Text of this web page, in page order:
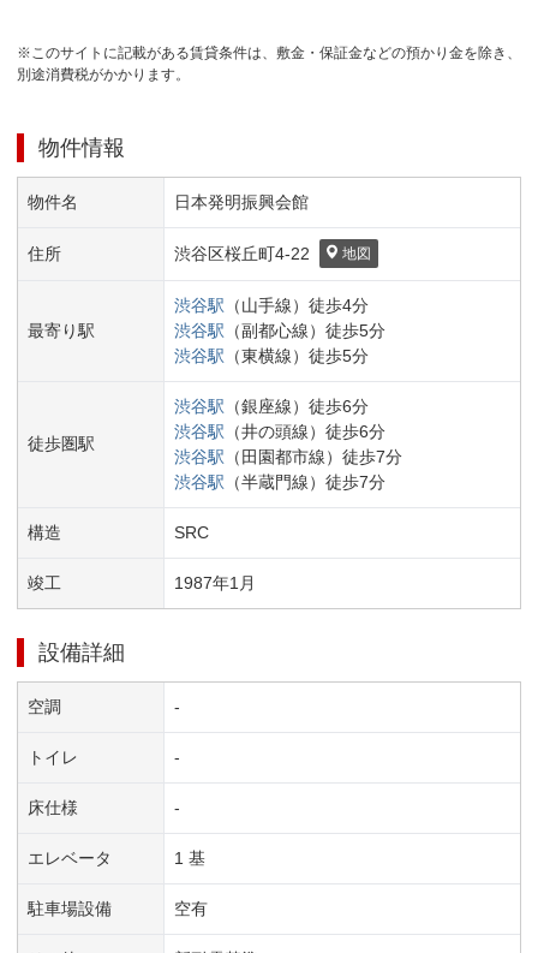
※このサイトに記載がある賃貸条件は、敷金・保証金などの預かり金を除き、
別途消費税がかかります。
物件情報
物件名 日本発明振興会館
住所 渋谷区桜丘町4-22 地図
最寄り駅
渋谷駅 （山手線） 徒歩4分
渋谷駅 （副都心線） 徒歩5分
渋谷駅 （東横線） 徒歩5分
徒歩圏駅
渋谷駅 （銀座線） 徒歩6分
渋谷駅 （井の頭線） 徒歩6分
渋谷駅 （ 田園都市線） 徒歩7分
渋谷駅 （半蔵門線） 徒歩7分
構造 SRC
竣工 1987年1 月
設備詳細
空調 -
トイレ -
床仕様 -
エレベータ 1 基
駐車場設備 空有